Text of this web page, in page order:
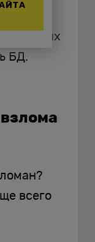
этого
новых
БД.
всего